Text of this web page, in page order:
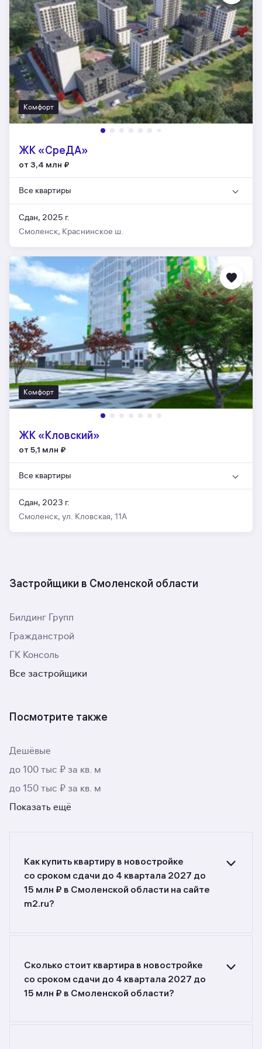
Комфорт
ЖК «СреДА»
от 3,4 млн ₽
Все квартиры
Сдан, 2025 г.
Смоленск, Краснинское ш.
Комфорт
ЖК «Кловский»
от 5,1 млн ₽
Все квартиры
Сдан, 2023 г.
Смоленск, ул. Кловская, 11А
Застройщики в Смоленской области
Билдинг Групп
Гражданстрой
ГК Консоль
Все застройщики
Посмотрите также
Дешёвые
до 100 тыс ₽ за кв. м
до 150 тыс ₽ за кв. м
Показать ещё
Как купить квартиру в новостройке
со сроком сдачи до 4 квартала 2027 до
15 млн ₽ в Смоленской области на сайте
m2.ru?
Воспользуйтесь фильтрами или поиском
в разделе.
Сколько стоит квартира в новостройке
со сроком сдачи до 4 квартала 2027 до
15 млн ₽ в Смоленской области?